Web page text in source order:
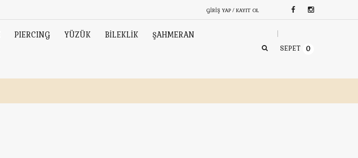
GIRIŞ YAP / KAYIT OL
PIERCING YÜZÜK BİLEKLİK ŞAHMERAN
SEPET 0